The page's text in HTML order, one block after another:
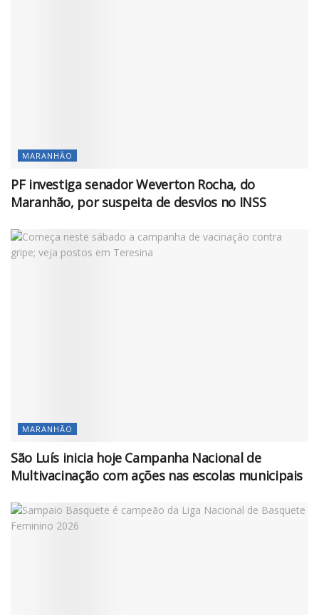
MARANHÃO
PF investiga senador Weverton Rocha, do
Maranhão, por suspeita de desvios no INSS
MARANHÃO
São Luís inicia hoje Campanha Nacional de
Multivacinação com ações nas escolas municipais